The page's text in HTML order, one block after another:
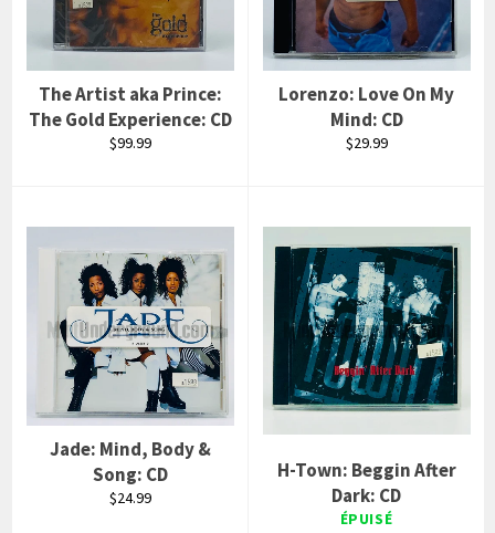
The Artist aka Prince:
The Gold Experience: CD
Prix
$99.99
Lorenzo: Love On My
Mind: CD
Prix
$29.99
Jade: Mind, Body &
Song: CD
Prix
$24.99
H-Town: Beggin After
Dark: CD
ÉPUISÉ